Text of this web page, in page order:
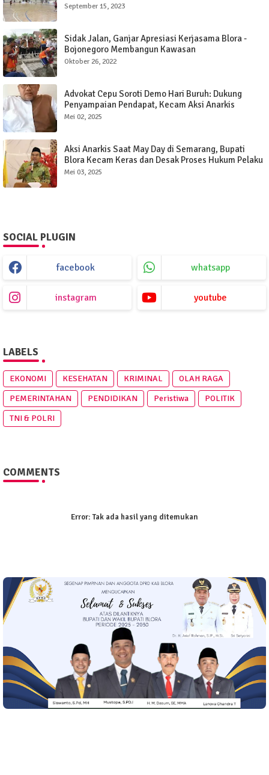
September 15, 2023
Sidak Jalan, Ganjar Apresiasi Kerjasama Blora -
Bojonegoro Membangun Kawasan
Oktober 26, 2022
Advokat Cepu Soroti Demo Hari Buruh: Dukung
Penyampaian Pendapat, Kecam Aksi Anarkis
Mei 02, 2025
Aksi Anarkis Saat May Day di Semarang, Bupati
Blora Kecam Keras dan Desak Proses Hukum Pelaku
Mei 03, 2025
SOCIAL PLUGIN
facebook whatsapp
instagram youtube
LABELS
EKONOMI KESEHATAN KRIMINAL
OLAH RAGA
PEMERINTAHAN
PENDIDIKAN Peristiwa
POLITIK
TNI & POLRI
COMMENTS
Error:Tak ada hasil yang ditemukan